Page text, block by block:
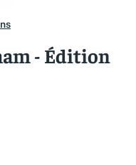
- Édition